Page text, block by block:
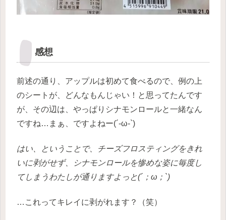
感想
前述の通り、アップルは初めて食べるので、例の上
のシートが、どんなもんじゃい！と思ってたんです
が、その辺は、やっぱりシナモンロールと一緒なん
ですね…まぁ、ですよねー(´-ω-`)
はい、ということで、チーズフロスティングをきれ
いに剥がせず、シナモンロールを惨めな姿に毎度し
てしまうわたしが通りますよっと(´；ω；`)
…これってキレイに剥がれます？（笑）